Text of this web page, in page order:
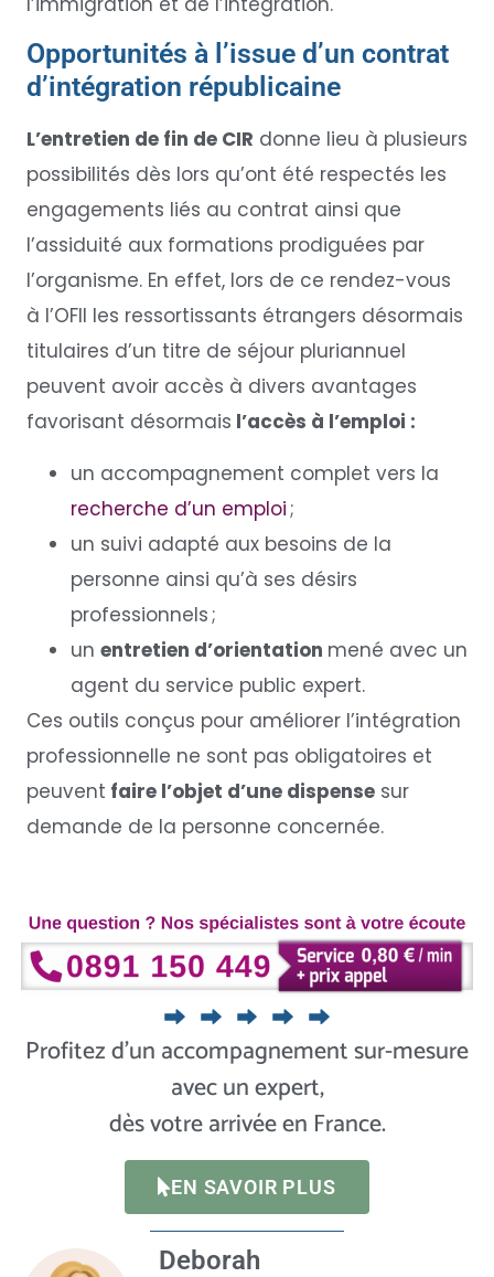
Opportunités à l’issue d’un contrat
d’intégration républicaine
L’entretien de fin de CIR donne lieu à plusieurs
possibilités dès lors qu’ont été respectés les
engagements liés au contrat ainsi que
l’assiduité aux formations prodiguées par
l’organisme. En effet, lors de ce rendez-vous
à l’OFII les ressortissants étrangers désormais
titulaires d’un titre de séjour pluriannuel
peuvent avoir accès à divers avantages
favorisant désormais l’accès à l’emploi :
un accompagnement complet vers la
recherche d’un emploi;
un suivi adapté aux besoins de la
personne ainsi qu’à ses désirs
professionnels ;
un entretien d’orientation mené avec un
agent du service public expert.
Ces outils conçus pour améliorer l’intégration
professionnelle ne sont pas obligatoires et
peuvent faire l’objet d’une dispensesur
demande de la personne concernée.
Profitez d’un accompagnement sur-mesure
avec un expert,
dès votre arrivée en France.
EN SAVOIR PLUS
Deborah